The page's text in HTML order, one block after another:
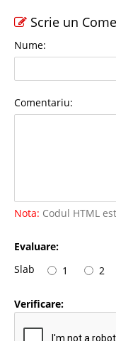
Scrie un
Nume:
Comentariu:
Nota: Codul HTML
Evaluare:
Slab
1 2
Verificare: